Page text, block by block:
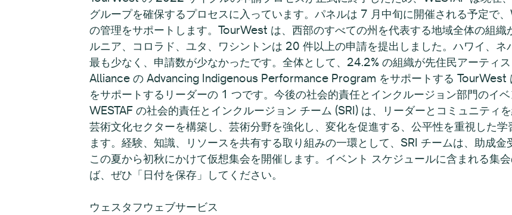
グループを確保するプロセスに入っています。パネルは 7 月中旬に開催される予定で
の管理をサポートします。TourWest は、西部のすべての州を代表する地域全体の組織
ルニア、コロラド、ユタ、ワシントンは 20 件以上の申請を提出しました。ハワイ、
最も少なく、申請数が少なかったです。全体として、24.2% の組織が先住民アーティ
Alliance の Advancing Indigenous Performance Program をサポートする TourWest
をサポートするリーダーの 1 つです。今後の社会的責任とインクルージョン部門のイベ
WESTAF の社会的責任とインクルージョン チーム (SRI) は、リーダーとコミュニティ
芸術文化セクターを構築し、芸術分野を強化し、変化を促進する、公平性を重視した
ます。経験、知識、リソースを共有する取り組みの一環として、SRI チームは、助成金
この夏から初秋にかけて仮想集会を開催します。イベント スケジュールに含まれる集
ば、ぜひ「日付を保存」してください。
ウェスタフウェブサービス